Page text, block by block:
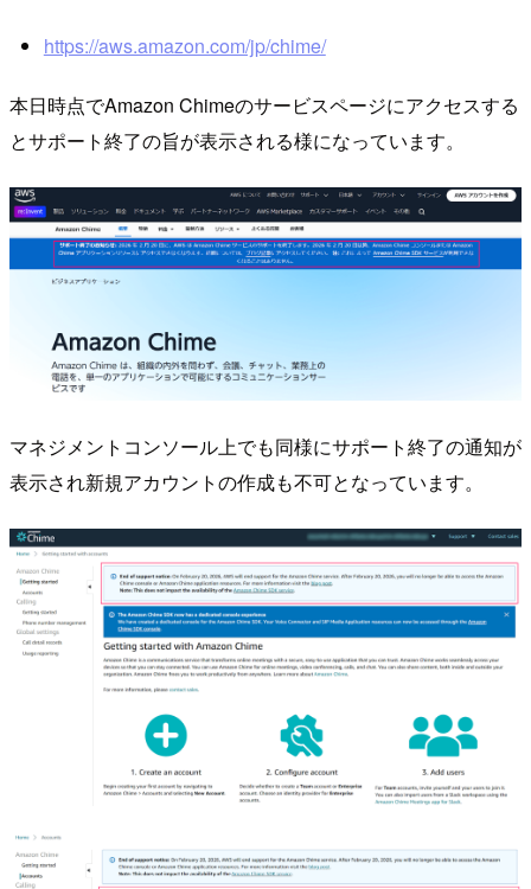
https://aws.amazon.com/jp/chime/
本日時点でAmazon Chimeのサービスページにアクセスする
とサポート終了の旨が表示される様になっています。
マネジメントコンソール上でも同様にサポート終了の通知が
表示され新規アカウントの作成も不可となっています。